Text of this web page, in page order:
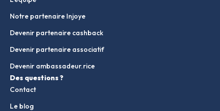
Notre partenaire Injoye
Devenir partenaire cashback
Devenir partenaire associatif
Devenir ambassadeur.rice
Des questions ?
Contact
Le blog